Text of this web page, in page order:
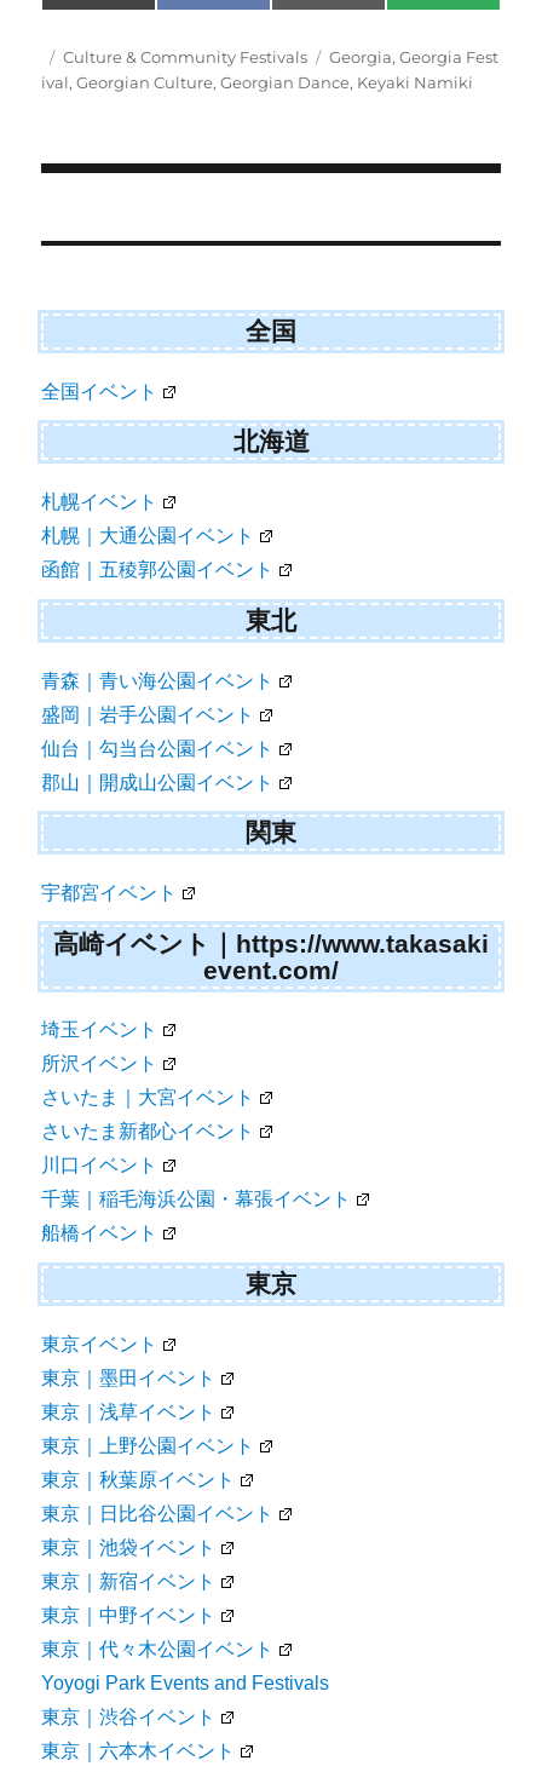
on
(
w
i
t
)
on
a
e
b
o
on
m
i
l
on
M
Posted
on
Categories
Culture & Community Festivals Tags
Georgia,Georgia Fest
ival,Georgian Culture,Georgian Dance, Keyaki Namiki
navigation
全国
全国イベント
北海道
札幌イベント
札幌｜大通公園イベント
函館｜五稜郭公園イベント
東北
青森｜青い海公園イベント
盛岡｜岩手公園イベント
仙台｜勾当台公園イベント
郡山｜開成山公園イベント
関東
宇都宮イベント
高崎イベント｜https://www.takasaki
event.com/
埼玉イベント
所沢イベント
さいたま｜大宮イベント
さいたま新都心イベント
川口イベント
千葉｜稲毛海浜公園・幕張イベント
船橋イベント
東京
東京イベント
東京｜墨田イベント
東京｜浅草イベント
東京｜上野公園イベント
東京｜秋葉原イベント
東京｜日比谷公園イベント
東京｜池袋イベント
東京｜新宿イベント
東京｜中野イベント
東京｜代々木公園イベント
Yoyogi Park Events and Festivals
東京｜渋谷イベント
東京｜六本木イベント